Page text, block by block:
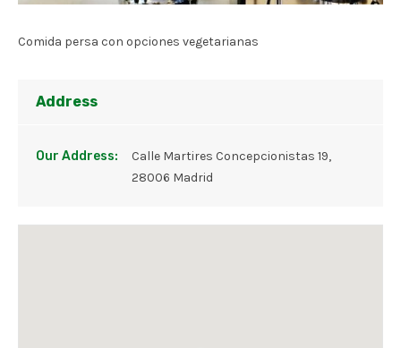
Comida persa con opciones vegetarianas
Address
Our Address:
Calle Martires Concepcionistas 19,
28006 Madrid